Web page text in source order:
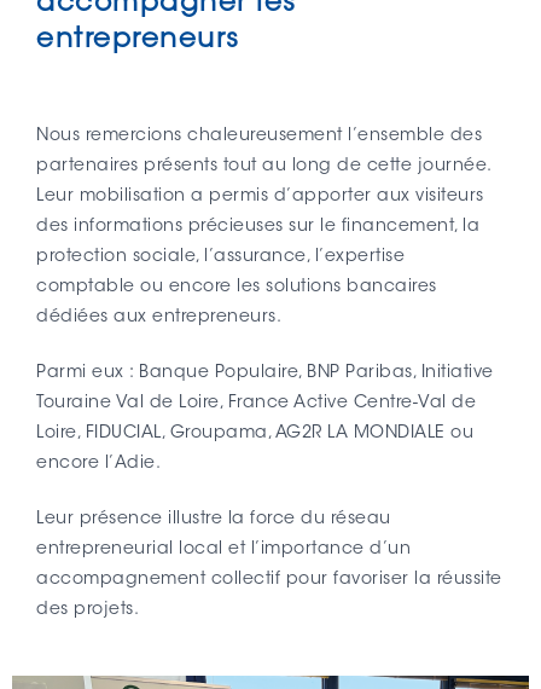
entrepreneurs
Nous remercions chaleureusement l’ensemble des
partenaires présents tout au long de cette journée.
Leur mobilisation a permis d’apporter aux visiteurs
des informations précieuses sur le financement, la
protection sociale, l’assurance, l’expertise
comptable ou encore les solutions bancaires
dédiées aux entrepreneurs.
Parmi eux : Banque Populaire, BNP Paribas, Initiative
Touraine Val de Loire, France Active Centre-Val de
Loire, FIDUCIAL, Groupama, AG2R LA MONDIALE ou
encore l’Adie.
Leur présence illustre la force du réseau
entrepreneurial local et l’importance d’un
accompagnement collectif pour favoriser la réussite
des projets.